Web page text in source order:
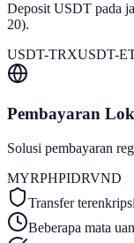
Deposit USDT pada
20).
USDT-TRXUSDT-
Pembayaran
Solusi pembayaran
MYRPHPIDRVND
Transfer terenkripsi
Beberapa mata